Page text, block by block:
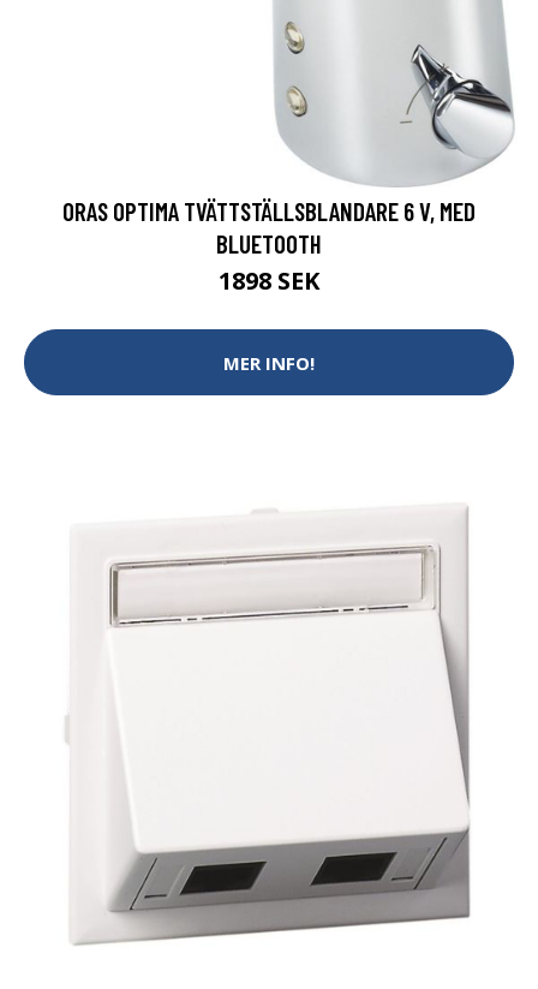
ORAS OPTIMA TVÄTTSTÄLLSBLANDARE 6 V, MED
BLUETOOTH
1898 SEK
MER INFO!